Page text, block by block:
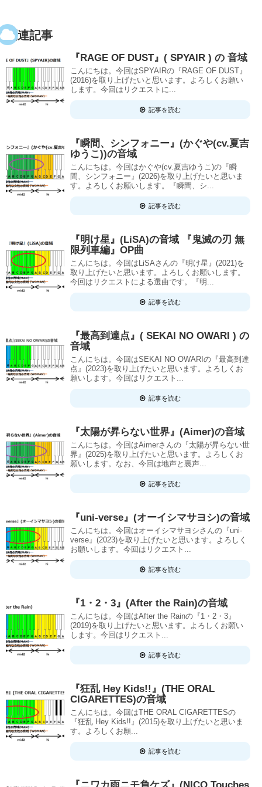
関連記事
『RAGE OF DUST』( SPYAIR ) の 音域
こんにちは。今回はSPYAIRの『RAGE OF DUST』
(2016)を取り上げたいと思います。よろしくお願い
します。今回はリクエストに...
記事を読む
『瞬間、シンフォニー』(かぐや(cv.夏吉
ゆうこ))の音域
こんにちは。今回はかぐや(cv.夏吉ゆうこ)の『瞬
間、シンフォニー』(2026)を取り上げたいと思いま
す。よろしくお願いします。『瞬間、シ...
記事を読む
『明け星』(LiSA)の音域 『鬼滅の刃 無
限列車編』OP曲
こんにちは。今回はLiSAさんの『明け星』(2021)を
取り上げたいと思います。よろしくお願いします。
今回はリクエストによる選曲です。『明...
記事を読む
『最高到達点』( SEKAI NO OWARI ) の
音域
こんにちは。今回はSEKAI NO OWARIの『最高到達
点』(2023)を取り上げたいと思います。よろしくお
願いします。今回はリクエスト...
記事を読む
『太陽が昇らない世界』(Aimer)の音域
こんにちは。今回はAimerさんの『太陽が昇らない世
界』(2025)を取り上げたいと思います。よろしくお
願いします。なお、今回は地声と裏声...
記事を読む
『uni-verse』(オーイシマサヨシ)の音域
こんにちは。今回はオーイシマサヨシさんの『uni-
verse』(2023)を取り上げたいと思います。よろしく
お願いします。今回はリクエスト...
記事を読む
『1・2・3』(After the Rain)の音域
こんにちは。今回はAfter the Rainの『1・2・3』
(2019)を取り上げたいと思います。よろしくお願い
します。今回はリクエスト...
記事を読む
『狂乱 Hey Kids!!』(THE ORAL
CIGARETTES)の音域
こんにちは。今回はTHE ORAL CIGARETTESの
『狂乱 Hey Kids!!』(2015)を取り上げたいと思いま
す。よろしくお願...
記事を読む